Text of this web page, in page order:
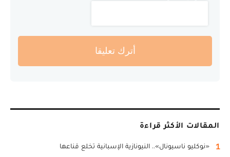
أترك تعليقا
المقالات الأكثر قراءة
1 «نوكليو ناسيونال».. النيونازية الإسبانية تخلع قناعها